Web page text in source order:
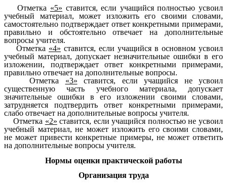
Отметка «5» ставится, если учащийся полностью усвоил
учебный материал, может изложить его своими словами,
самостоятельно подтверждает ответ конкретными примерами,
правильно и обстоятельно отвечает на дополнительные
вопросы учителя.
Отметка «4» ставится, если учащийся в основном усвоил
учебный материал, допускает незначительные ошибки в его
изложении, подтверждает ответ конкретными примерами,
правильно отвечает на дополнительные вопросы.
Отметка «3» ставится, если учащийся не усвоил
существенную часть учебного материала, допускает
значительные ошибки в его изложении своими словами,
затрудняется подтвердить ответ конкретными примерами,
слабо отвечает на дополнительные вопросы учителя.
Отметка «2» ставится, если учащийся полностью не усвоил
учебный материал, не может изложить его своими словами,
не может привести конкретные примеры, не может ответить
на дополнительные вопросы учителя.
Нормы оценки практической работы
Организация труда